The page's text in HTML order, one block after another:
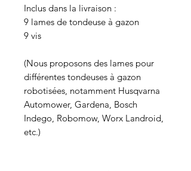
Inclus dans la livraison :
9 lames de tondeuse à gazon
9 vis
(Nous proposons des lames pour
différentes tondeuses à gazon
robotisées, notamment Husqvarna
Automower, Gardena, Bosch
Indego, Robomow, Worx Landroid,
etc.)